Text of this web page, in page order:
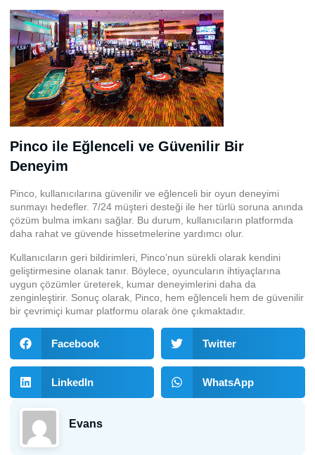
Pinco ile Eğlenceli ve Güvenilir Bir
Deneyim
Pinco, kullanıcılarına güvenilir ve eğlenceli bir oyun deneyimi
sunmayı hedefler. 7/24 müşteri desteği ile her türlü soruna anında
çözüm bulma imkanı sağlar. Bu durum, kullanıcıların platformda
daha rahat ve güvende hissetmelerine yardımcı olur.
Kullanıcıların geri bildirimleri, Pinco’nun sürekli olarak kendini
geliştirmesine olanak tanır. Böylece, oyuncuların ihtiyaçlarına
uygun çözümler üreterek, kumar deneyimlerini daha da
zenginleştirir. Sonuç olarak, Pinco, hem eğlenceli hem de güvenilir
bir çevrimiçi kumar platformu olarak öne çıkmaktadır.
Facebook Twitter
LinkedIn WhatsApp
Evans